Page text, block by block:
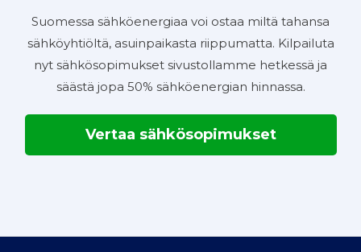
Suomessa sähköenergiaa voi ostaa miltä tahansa
sähköyhtiöltä, asuinpaikasta riippumatta. Kilpailuta
nyt sähkösopimukset sivustollamme hetkessä ja
säästä jopa 50% sähköenergian hinnassa.
Vertaa sähkösopimukset